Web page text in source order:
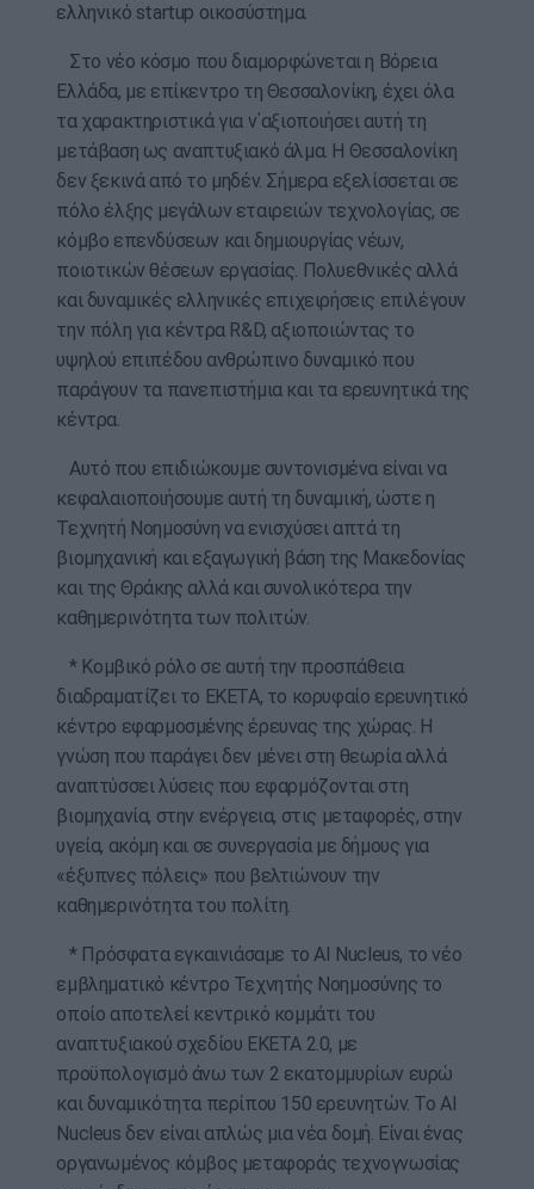
ελληνικό startup οικοσύστημα.
Στο νέο κόσμο που διαμορφώνεται η Βόρεια
Ελλάδα, με επίκεντρο τη Θεσσαλονίκη, έχει όλα
τα χαρακτηριστικά για ν΄αξιοποιήσει αυτή τη
μετάβαση ως αναπτυξιακό άλμα. Η Θεσσαλονίκη
δεν ξεκινά από το μηδέν. Σήμερα εξελίσσεται σε
πόλο έλξης μεγάλων εταιρειών τεχνολογίας, σε
κόμβο επενδύσεων και δημιουργίας νέων,
ποιοτικών θέσεων εργασίας. Πολυεθνικές αλλά
και δυναμικές ελληνικές επιχειρήσεις επιλέγουν
την πόλη για κέντρα R&D, αξιοποιώντας το
υψηλού επιπέδου ανθρώπινο δυναμικό που
παράγουν τα πανεπιστήμια και τα ερευνητικά της
κέντρα.
Αυτό που επιδιώκουμε συντονισμένα είναι να
κεφαλαιοποιήσουμε αυτή τη δυναμική, ώστε η
Τεχνητή Νοημοσύνη να ενισχύσει απτά τη
βιομηχανική και εξαγωγική βάση της Μακεδονίας
και της Θράκης αλλά και συνολικότερα την
καθημερινότητα των πολιτών.
* Κομβικό ρόλο σε αυτή την προσπάθεια
διαδραματίζει το ΕΚΕΤΑ, το κορυφαίο ερευνητικό
κέντρο εφαρμοσμένης έρευνας της χώρας. Η
γνώση που παράγει δεν μένει στη θεωρία αλλά
αναπτύσσει λύσεις που εφαρμόζονται στη
βιομηχανία, στην ενέργεια, στις μεταφορές, στην
υγεία, ακόμη και σε συνεργασία με δήμους για
«έξυπνες πόλεις» που βελτιώνουν την
καθημερινότητα του πολίτη.
* Πρόσφατα εγκαινιάσαμε το AI Nucleus, το νέο
εμβληματικό κέντρο Τεχνητής Νοημοσύνης το
οποίο αποτελεί κεντρικό κομμάτι του
αναπτυξιακού σχεδίου ΕΚΕΤΑ 2.0, με
προϋπολογισμό άνω των 2 εκατομμυρίων ευρώ
και δυναμικότητα περίπου 150 ερευνητών. Το AI
Nucleus δεν είναι απλώς μια νέα δομή. Είναι ένας
οργανωμένος κόμβος μεταφοράς τεχνογνωσίας